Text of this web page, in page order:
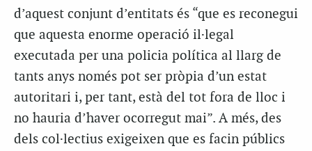
d’aquest conjunt d’entitats és “que es reconegui
que aquesta enorme operació il·legal
executada per una policia política al llarg de
tants anys només pot ser pròpia d’un estat
autoritari i, per tant, està del tot fora de lloc i
no hauria d’haver ocorregut mai”. A més, des
dels col·lectius exigeixen que es facin públics